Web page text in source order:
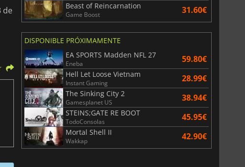
de
Beast of Reincarnation
Game Boost 31.60€
DISPONIBLE PRÓXIMAMENTE
EA SPORTS Madden NFL 27
Eneba 59.80€
Hell Let Loose Vietnam
Instant Gaming 28.99€
The Sinking City 2
Gamesplanet US 38.94€
STEINS;GATE RE BOOT
TodoConsolas 45.95€
Mortal Shell II
Wakkap 42.90€